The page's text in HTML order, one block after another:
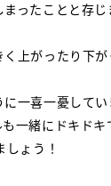
ったことと存じ
上がったり下
一喜一憂して
一緒にドキド
ょう！